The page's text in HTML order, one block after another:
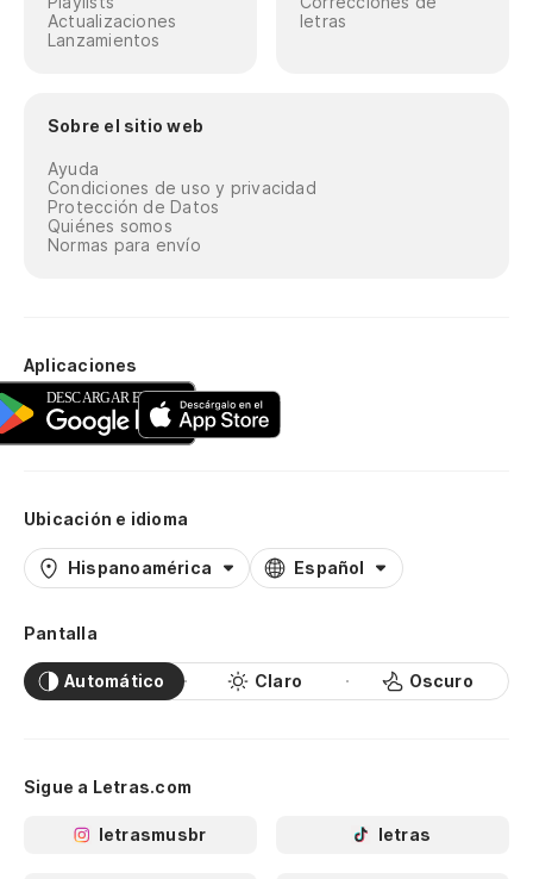
Actualizaciones
Lanzamientos
letras
Sobre el sitio web
Ayuda
Condiciones de uso y privacidad
Protección de Datos
Quiénes somos
Normas para envío
Aplicaciones
Ubicación e idioma
Hispanoamérica Español
Pantalla
Automático Claro Oscuro
Sigue a Letras.com
letrasmusbr letras